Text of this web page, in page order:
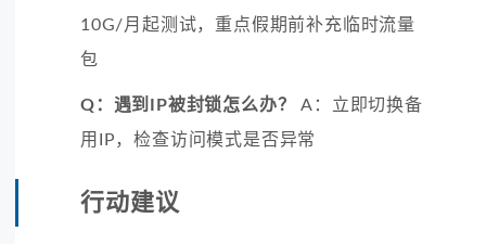
10G/月起测试，重点假期前补充临时流量
包
Q：遇到IP被封锁怎么办？
A：立即切换备
用IP，检查访问模式是否异常
行动建议